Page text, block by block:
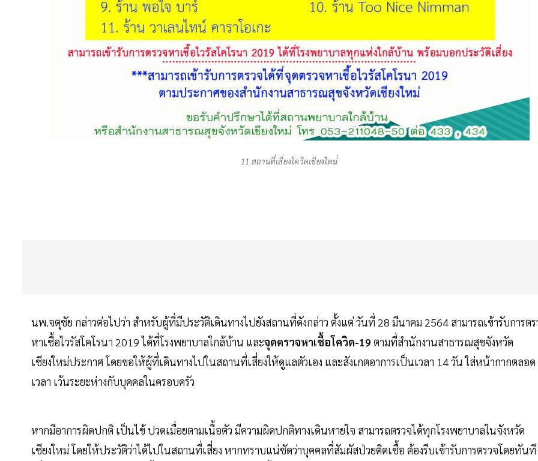
11 สถานที่เสี่ยงโควิดเชียงใหม่่
นพ.จตุชัย กล่าวต่อไปว่า สำหรับผู้ที่มีประวัติเดินทางไปยังสถานที่ดังกล่าว ตั้งแต่ วันที่ 28 มีนาคม 2564 สามารถเข้ารับการต
หาเชื้อไวรัสโคโรนา 2019 ได้ที่โรงพยาบาลใกล้บ้าน และจุดตรวจหาเชื้อโควิด-19 ตามที่สำนักงานสาธารณสุขจังหวัด
เชียงใหม่ประกาศ โดยขอให้ผู้ที่เดินทางไปในสถานที่เสี่ยงให้ดูแลตัวเอง และสังเกตอาการเป็นเวลา 14 วัน ใส่หน้ากากตลอด
เวลา เว้นระยะห่างกับบุคคลในครอบครัว
หากมีอาการผิดปกติ เป็นไข้ ปวดเมื่อยตามเนื้อตัว มีความผิดปกติทางเดินหายใจ สามารถตรวจได้ทุกโรงพยาบาลในจังหวัด
เชียงใหม่ โดยให้ประวัติว่าได้ไปในสถานที่เสี่ยง หากทราบแน่ชัดว่าบุคคลที่สัมผัสป่วยติดเชื้อ ต้องรีบเข้ารับการตรวจโดยทันที